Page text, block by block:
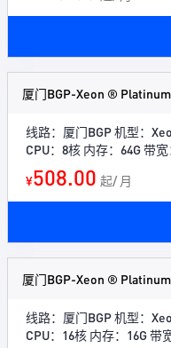
厦门BGP-Xeon ® Platinum
线路：厦门BGP 机型：
CPU：8核 内存：64G 带
¥508.00 起/ 月
厦门BGP-Xeon ® Platinum
线路：厦门BGP 机型：
CPU：16核 内存：16G 带